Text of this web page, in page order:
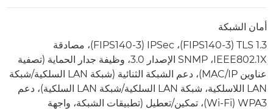
أمان الشبكة
TLS 1.3 ‏(FIPS140-3)، ‏IPSec (‏FIPS140-3)، مصادقة
IEEE802.1X، ‏SNMP الإصدار 3.0، وظيفة جدار الحماية (تصفية
عناوين IP/‏MAC)، دعم الشبكة الثنائية (شبكة LAN السلكية/شبكة
LAN اللاسلكية، شبكة LAN السلكية/شبكة LAN السلكية)، دعم
WPA3‏ (Wi-Fi)‏، تمكين/تعطيل (تطبيقات الشبكة، واجهة